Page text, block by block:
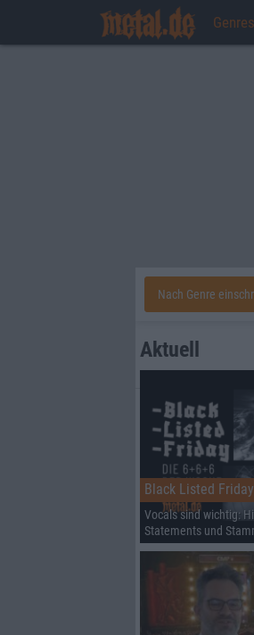
Genres
Aktuell
Vocals sind wichtig:
Statements und